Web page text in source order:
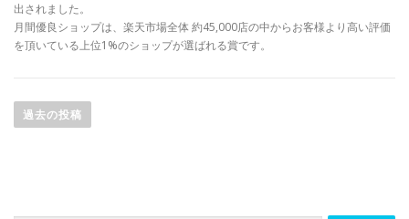
出されました。
月間優良ショップは、楽天市場全体 約45,000店の中からお客様より高い評価
を頂いている上位1%のショップが選ばれる賞です。
稿
過去の投稿